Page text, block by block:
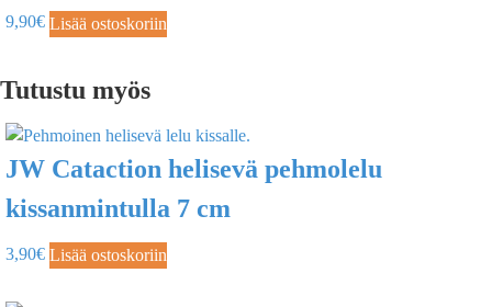
9,90€ Lisää ostoskoriin
Tutustu myös
JW Cataction helisevä pehmolelu
kissanmintulla 7 cm
3,90€ Lisää ostoskoriin